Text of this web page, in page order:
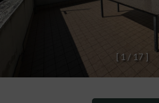
[ 1 / 1 7 ]